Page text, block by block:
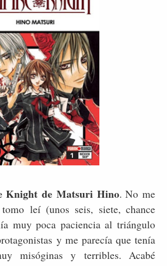
Knight de Matsuri Hino. No me
leí (unos seis, siete, chance
muy poca paciencia al triángulo
y me parecía que tenía
misóginas y terribles. Acabé